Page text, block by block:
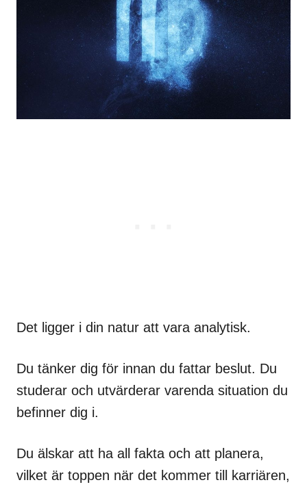
Det ligger i din natur att vara analytisk.
Du tänker dig för innan du fattar beslut. Du
studerar och utvärderar varenda situation du
befinner dig i.
Du älskar att ha all fakta och att planera,
vilket är toppen när det kommer till karriären,